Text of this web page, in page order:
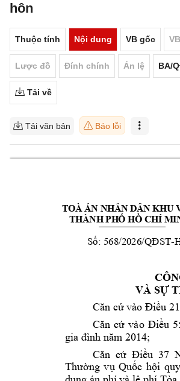
hôn
Thuộc tính Nội dung VB gốc
Lược đồ Đính chính Án lệ BA/
Tải về
Tải văn bản Báo lỗi
TOÀ ÁN NHÂN DÂN KHU
THÀNH PHỐ HỒ CHÍ MI
Số: 568/2026/QĐST-
VÀ SỰ
Căn cứ vào Điều
Căn cứ vào Điều
gia đình năm 2014;
Căn  cứ Điều 37
Thường vụ Quốc hội quy